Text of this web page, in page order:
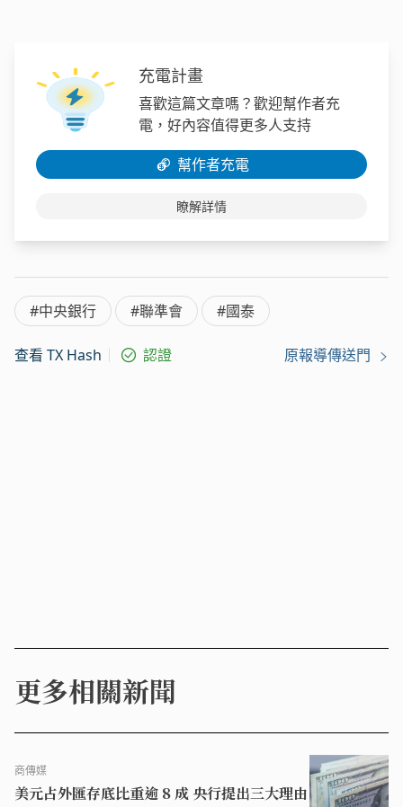
充電計畫
喜歡這篇文章嗎？歡迎幫作者充
電，好內容值得更多人支持
幫作者充電
瞭解詳情
#中央銀行 #聯準會 #國泰
查看 TX Hash 認證 原報導傳送門
更多相關新聞
商傳媒
美元占外匯存底比重逾 8 成 央行提出三大理由